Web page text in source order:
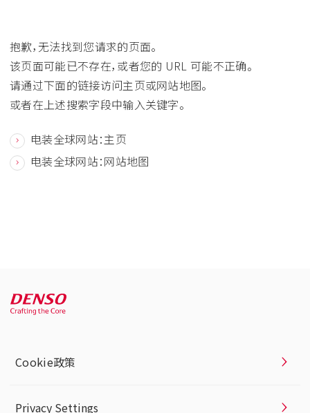
抱歉，无法找到您请求的页面。
该页面可能已不存在，或者您的 URL 可能不正确。
请通过下面的链接访问主页或网站地图。
或者在上述搜索字段中输入关键字。
电装全球网站：主页
电装全球网站：网站地图
Cookie政策
Privacy Settings